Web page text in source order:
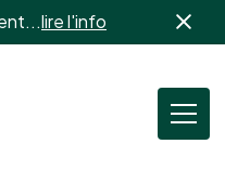
lire l'info